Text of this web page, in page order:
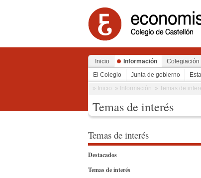
Inicio Información Colegiación
El Colegio
Junta de gobierno
» Inicio » Información » Temas de
Temas de interés
Temas de interés
Destacados
Temas de interés